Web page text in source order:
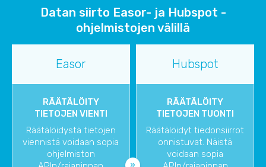
Datan siirto Easor- ja Hubspot -
ohjelmistojen välillä
Easor Hubspot
RÄÄTÄLÖITY
TIETOJEN VIENTI
Räätälöidystä tietojen
viennistä voidaan sopia
ohjelmiston
RÄÄTÄLÖITY
TIETOJEN TUONTI
Räätälöidyt tiedonsiirrot
onnistuvat. Näistä
voidaan sopia